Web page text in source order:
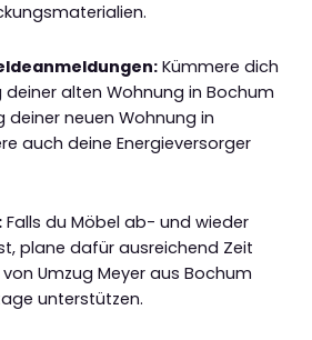
Kümmere dich
alten Wohnung in Bochum
deiner neuen Wohnung in
auch deine Energieversorger
Falls du Möbel ab- und wieder
plane dafür ausreichend Zeit
Umzug Meyer aus Bochum
unterstützen.